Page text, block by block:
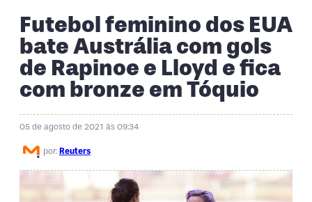
Futebol feminino dos EUA
bate Austrália com gols
de Rapinoe e Lloyd e fica
com bronze em Tóquio
05 de agosto de 2021 às 09:34
por: Reuters